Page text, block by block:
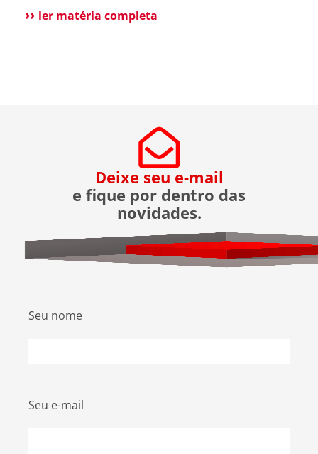
Pensando nisso, o ASTER Locker foi desenvolvido
ler matéria completa
Deixe seu e-mail
e fique por dentro das
novidades.
Seu nome
Seu e-mail